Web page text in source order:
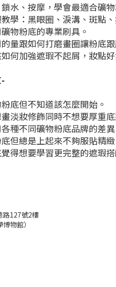
水、按摩，學會最適合礦
學：黑眼圈、淚溝、斑點
物粉底的專業刷具。
量跟如何打磨畫圈讓粉底
何加強遮瑕不起屑， 妝點
底但不知道該怎麼開始。
淡妝修飾同時不想要厚重底
種不同礦物粉底品牌的差異
但總是上起來不夠服貼精緻
得想要學習更完整的遮瑕搭
路127號2樓
物館）